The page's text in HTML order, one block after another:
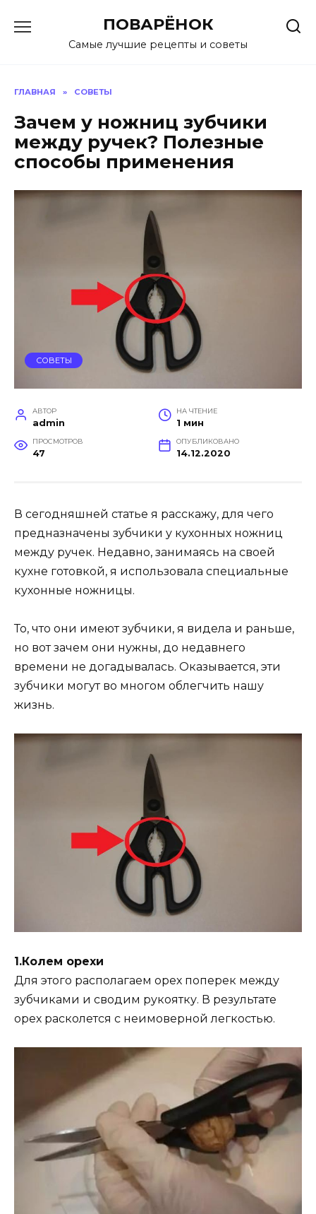
содержанию
ПОВАРЁНОК
Самые лучшие рецепты и советы
ГЛАВНАЯ » СОВЕТЫ
Зачем у ножниц зубчики
между ручек? Полезные
способы применения
СОВЕТЫ
АВТОР
admin
НА ЧТЕНИЕ
1 мин
ПРОСМОТРОВ
47
ОПУБЛИКОВАНО
14.12.2020
В сегодняшней статье я расскажу, для чего
предназначены зубчики у кухонных ножниц
между ручек. Недавно, занимаясь на своей
кухне готовкой, я использовала специальные
кухонные ножницы.
То, что они имеют зубчики, я видела и раньше,
но вот зачем они нужны, до недавнего
времени не догадывалась. Оказывается, эти
зубчики могут во многом облегчить нашу
жизнь.
1.Колем орехи
Для этого располагаем орех поперек между
зубчиками и сводим рукоятку. В результате
орех расколется с неимоверной легкостью.